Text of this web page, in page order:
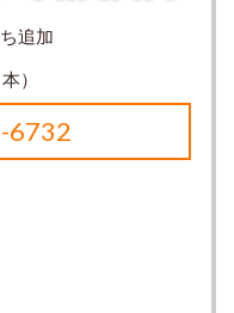
追加
）
6732